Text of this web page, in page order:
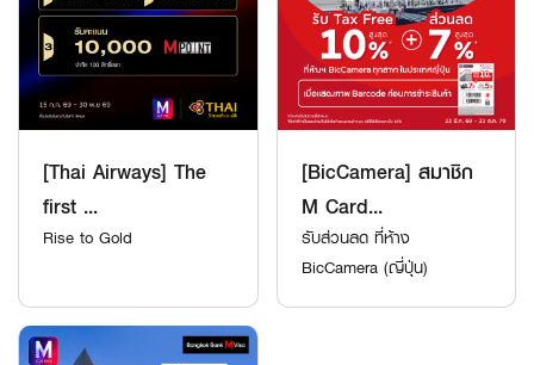
[Thai Airways] The
first ...
Rise to Gold
[BicCamera] สมาชิก
M Card...
รับส่วนลด ที่ห้าง
BicCamera (ญี่ปุ่น)